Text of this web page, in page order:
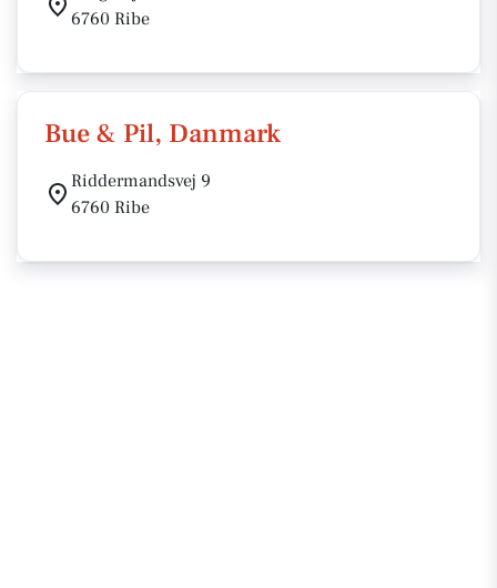
6760 Ribe
Bue & Pil, Danmark
Riddermandsvej 9
6760 Ribe